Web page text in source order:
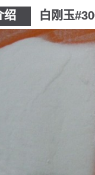
绍 白刚玉